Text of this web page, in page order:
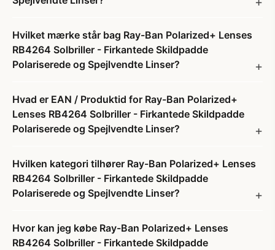
Hvilket mærke står bag Ray-Ban Polarized+ Lenses
RB4264 Solbriller - Firkantede Skildpadde
Polariserede og Spejlvendte Linser?
Hvad er EAN / Produktid for Ray-Ban Polarized+
Lenses RB4264 Solbriller - Firkantede Skildpadde
Polariserede og Spejlvendte Linser?
Hvilken kategori tilhører Ray-Ban Polarized+ Lenses
RB4264 Solbriller - Firkantede Skildpadde
Polariserede og Spejlvendte Linser?
Hvor kan jeg købe Ray-Ban Polarized+ Lenses
RB4264 Solbriller - Firkantede Skildpadde